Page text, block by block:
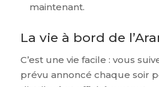
maintenant.
La vie à bord de
C’est une vie facile : vous
prévu annoncé chaque soir